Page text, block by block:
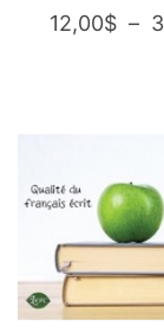
12,00$ –